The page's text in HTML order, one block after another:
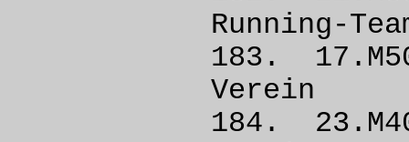
183.
184.